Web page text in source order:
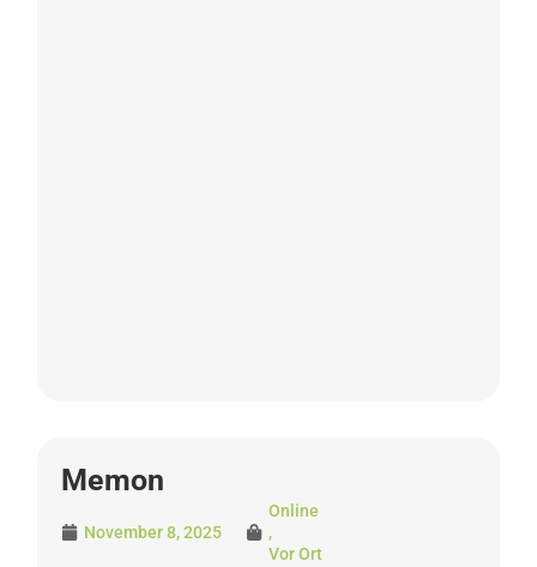
Memon
November 8, 2025
Online
,
Vor Ort